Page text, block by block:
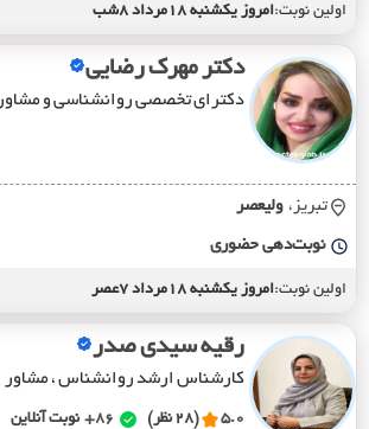
اولین نوبت:امروز یکشنبه 18مرداد 8شب
دکتر مهرک رضایی
دکترای تخصصی روانشناسی و مشاور
تبریز، وليعصر
نوبت‌دهی حضوری
اولین نوبت:امروز یکشنبه 18مرداد 7عصر
رقیه سیدی صدر
کارشناس ارشد روانشناس ، مشاور
5.0 (28 نظر) 86+
نوبت آنلاین